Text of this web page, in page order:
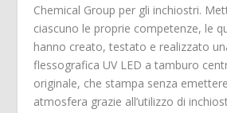
Chemical Group per gli inchiostri.
ciascuno le proprie competenze, le
hanno creato, testato e realizzato
flessografica UV LED a tamburo
originale, che stampa senza
atmosfera grazie all’utilizzo di